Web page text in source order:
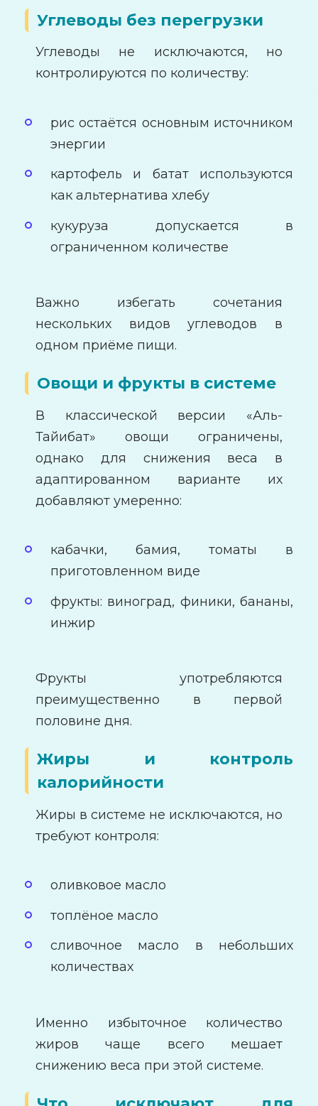
Углеводы без перегрузки
Углеводы не исключаются, но
контролируются по количеству:
рис остаётся основным источником
энергии
картофель и батат используются
как альтернатива хлебу
кукуруза допускается в
ограниченном количестве
Важно избегать сочетания
нескольких видов углеводов в
одном приёме пищи.
Овощи и фрукты в системе
В классической версии «Аль-
Тайибат» овощи ограничены,
однако для снижения веса в
адаптированном варианте их
добавляют умеренно:
кабачки, бамия, томаты в
приготовленном виде
фрукты: виноград, финики, бананы,
инжир
Фрукты употребляются
преимущественно в первой
половине дня.
Жиры и контроль
калорийности
Жиры в системе не исключаются, но
требуют контроля:
оливковое масло
топлёное масло
сливочное масло в небольших
количествах
Именно избыточное количество
жиров чаще всего мешает
снижению веса при этой системе.